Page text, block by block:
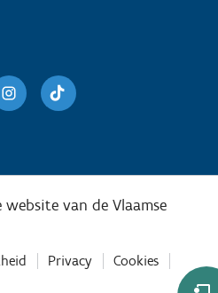
YoutubeInstagram
Privacy
Cookies